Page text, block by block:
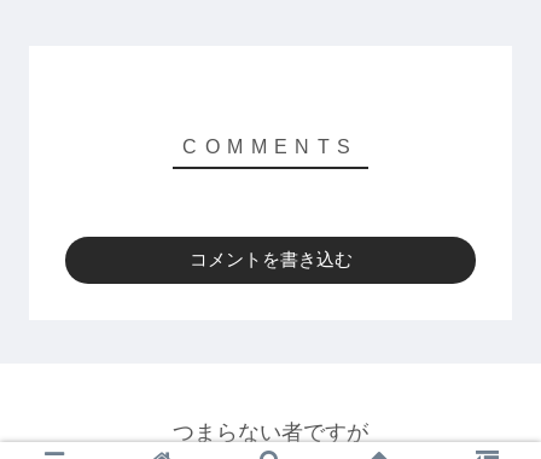
コメントを書き込む
つまらない者ですが